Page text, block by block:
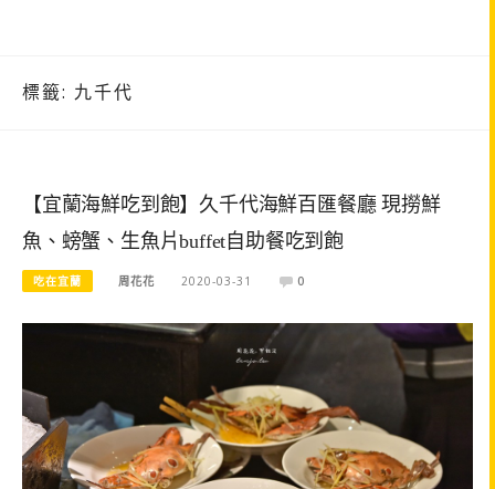
標籤: 九千代
【宜蘭海鮮吃到飽】久千代海鮮百匯餐廳 現撈鮮
魚、螃蟹、生魚片buffet自助餐吃到飽
吃在宜蘭 周花花 2020-03-31 0